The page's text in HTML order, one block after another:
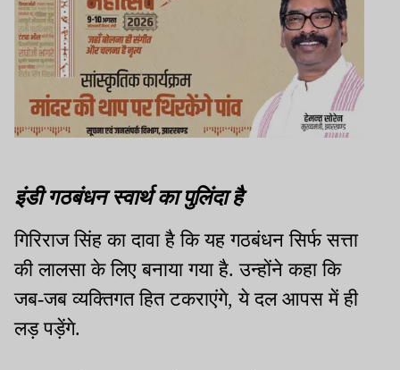
इंडी गठबंधन स्वार्थ का पुलिंदा है
गिरिराज सिंह का दावा है कि यह गठबंधन सिर्फ सत्ता
की लालसा के लिए बनाया गया है. उन्होंने कहा कि
जब-जब व्यक्तिगत हित टकराएंगे, ये दल आपस में ही
लड़ पड़ेंगे.